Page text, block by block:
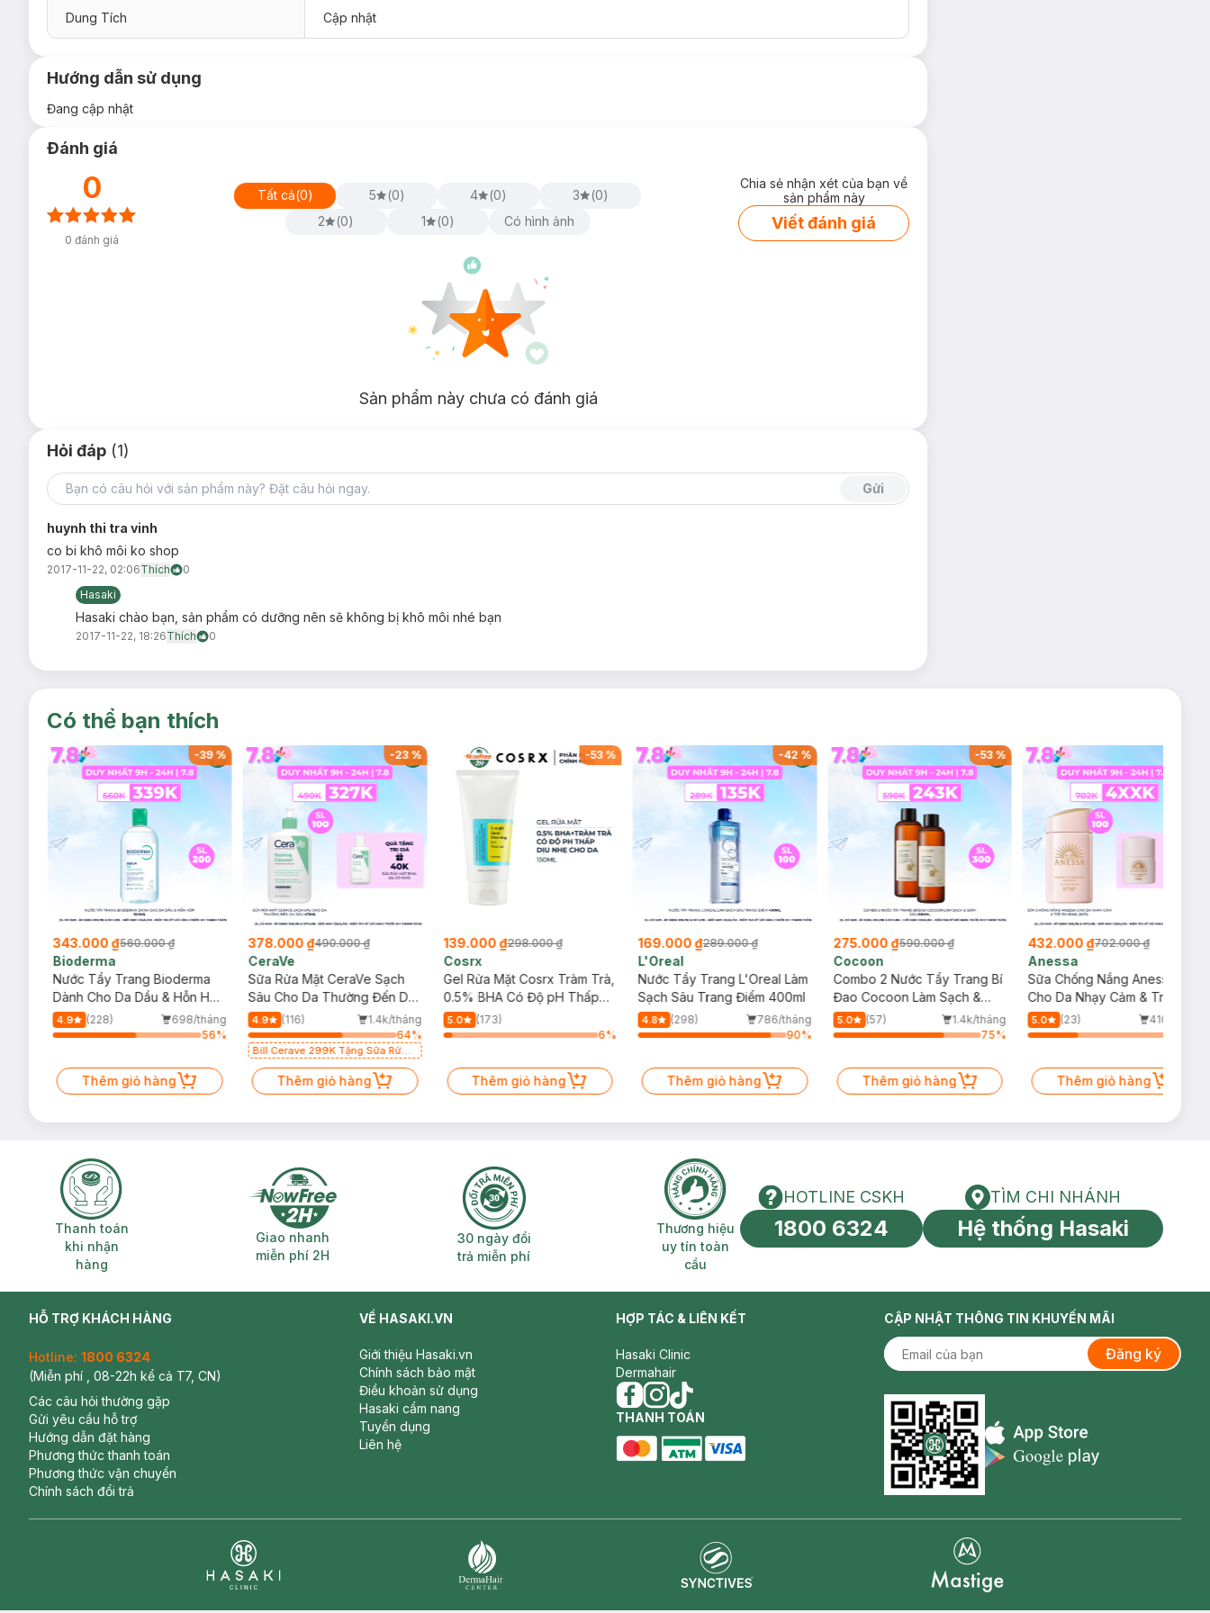
08 Merry Pop
10 Bright Pop
24 Joy Pop
Dung Tích Cập nhật
Hướng dẫn sử dụng
Đang cập nhật
Đánh giá
0
0 đánh giá
Tất cả(0) 5 (0) 4 (0) 3 (0)
2
(0) 1 (0) Có hình ảnh
Chia sẻ nhận xét của bạn về
sản phẩm này
Viết đánh giá
Sản phẩm này chưa có đánh giá
Hỏi đáp (1)
Gửi
huynh thi tra vinh
co bi khô môi ko shop
2017-11-22, 02:06Thích
0
Hasaki
Hasaki chào bạn, sản phẩm có dưỡng nên sẽ không bị khô môi nhé bạn
2017-11-22, 18:26Thích 0
Có thể bạn thích
-39%
343.000 ₫560.000 ₫
Bioderma
Nước Tẩy Trang Bioderma
Dành Cho Da Dầu & Hỗn Hợp
500ml
4.9 (228)
698/tháng
56%
Thêm giỏ hàng
-23%
378.000 ₫490.000 ₫
CeraVe
Sữa Rửa Mặt CeraVe Sạch
Sâu Cho Da Thường Đến Da
Dầu 473ml
4.9 (116)
1.4k/tháng
64%
Bill Cerave 299K Tặng Sữa Rửa
Mặt Cerave 30ml (SL có hạn)
Thêm giỏ hàng
-53%
139.000 ₫298.000 ₫
Cosrx
Gel Rửa Mặt Cosrx Tràm Trà,
0.5% BHA Có Độ pH Thấp
150ml
5.0
(173)
6%
Thêm giỏ hàng
-42 %
169.000 ₫289.000 ₫
L'Oreal
Nước Tẩy Trang L'Oreal Làm
Sạch Sâu Trang Điểm 400ml
4.8 (298)
786/tháng
90%
Thêm giỏ hàng
-53%
275.000 ₫590.000 ₫
Cocoon
Combo 2 Nước Tẩy Trang Bí
Đao Cocoon Làm Sạch &
Giảm Dầu 500ml
5.0 (57)
1.4k/tháng
75%
Thêm giỏ hàng
432.000 ₫702.000 ₫
Anessa
Sữa Chống Nắng Anessa
Cho Da Nhạy Cảm & Trẻ Em
60ml (Mới)
5.0 (23)
410/tháng
Thêm giỏ hàng
Thanh toán khi nhận hàng
Thanh toán
khi nhận
hàng
Giao nhanh miễn phí 2H
Giao nhanh
miễn phí 2H
30 ngày đổi trả miễn phí
30 ngày đổi
trả miễn phí
Thương hiệu uy tín toàn cầu
Thương hiệu
uy tín toàn
cầu
HOTLINE CSKH
HOTLINE CSKH
1800 6324
Tìm chi nhánh
TÌM CHI NHÁNH
Hệ thống Hasaki
HỖ TRỢ KHÁCH HÀNG
Hotline: 1800 6324
(Miễn phí , 08-22h kể cả T7, CN)
Các câu hỏi thường gặp
Gửi yêu cầu hỗ trợ
Hướng dẫn đặt hàng
Phương thức thanh toán
Phương thức vận chuyển
Chính sách đổi trả
VỀ HASAKI.VN
Giới thiệu Hasaki.vn
Chính sách bảo mật
Điều khoản sử dụng
Hasaki cẩm nang
Tuyển dụng
Liên hệ
HỢP TÁC & LIÊN KẾT
Hasaki Clinic
Dermahair
facebook
instagram
tiktok
THANH TOÁN
CẬP NHẬT THÔNG TIN KHUYẾN MÃI
Đăng ký
Appstore icon